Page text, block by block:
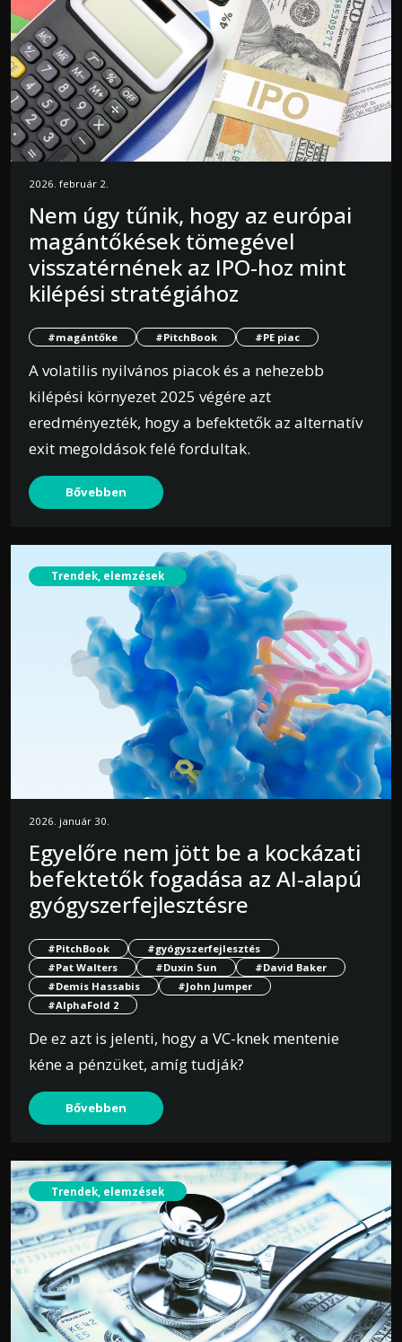
2026. február 2.
Nem úgy tűnik, hogy az európai
magántőkések tömegével
visszatérnének az IPO-hoz mint
kilépési stratégiához
#magántőke #PitchBook #PE piac
A volatilis nyilvános piacok és a nehezebb
kilépési környezet 2025 végére azt
eredményezték, hogy a befektetők az alternatív
exit megoldások felé fordultak.
Bővebben
Trendek, elemzések
2026. január 30.
Egyelőre nem jött be a kockázati
befektetők fogadása az AI-alapú
gyógyszerfejlesztésre
#PitchBook
#gyógyszerfejlesztés
#Pat Walters
#Duxin Sun
#David Baker
#Demis Hassabis
#John Jumper
#AlphaFold 2
De ez azt is jelenti, hogy a VC-knek mentenie
kéne a pénzüket, amíg tudják?
Bővebben
Trendek, elemzések